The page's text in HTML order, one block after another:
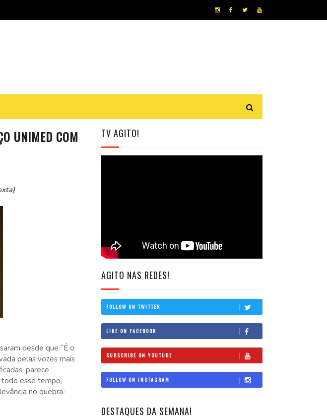
UNIMED COM
desde que “É o
pelas vozes mais
parece
esse tempo,
no quebra-
TV AGITO!
AGITO NAS REDES!
FOLLOW ON TWITTER
LIKE ON FACEBOOK
SUBSCRIBE ON YOUTUBE
FOLLOW ON INSTAGRAM
DESTAQUES DA SEMANA!